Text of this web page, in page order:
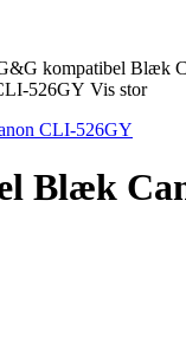
kompatibel Blæk
Vis stor
Blæk